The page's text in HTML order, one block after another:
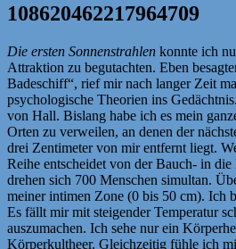
108620462217964709
Die ersten Sonnenstrahlen konnte ich
Attraktion zu begutachten. Eben
Badeschiff“, rief mir nach langer Zeit
psychologische Theorien ins
von Hall. Bislang habe ich es mein
Orten zu verweilen, an denen der
drei Zentimeter von mir entfernt liegt.
Reihe entscheidet von der Bauch- in
drehen sich 700 Menschen simultan.
meiner intimen Zone (0 bis 50 cm). Ich
Es fällt mir mit steigender Temperatur
auszumachen. Ich sehe nur ein
Körperkultheer. Gleichzeitig fühle ich